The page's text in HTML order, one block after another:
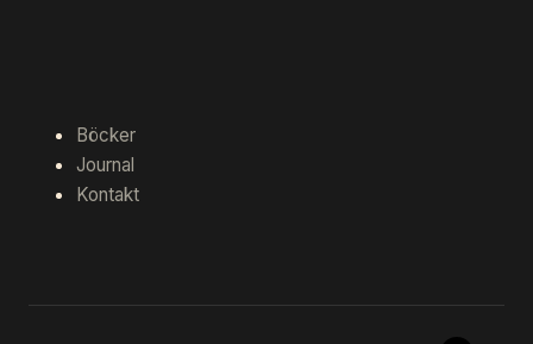
Böcker
Journal
Kontakt